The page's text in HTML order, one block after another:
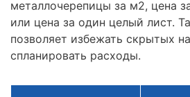
металлочерепицы за м2, цена
или цена за один целый лист.
позволяет избежать скрытых
спланировать расходы.